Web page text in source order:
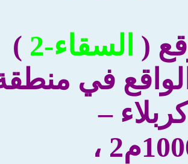
( السقاء-2
)
في
–